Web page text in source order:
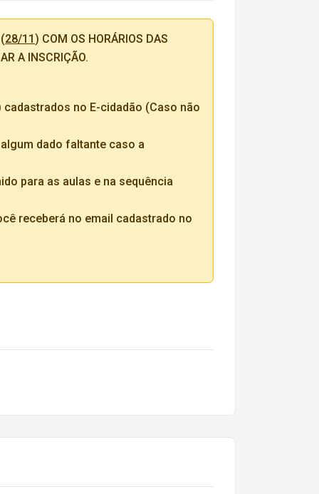
28/11 ) COM OS HORÁRIOS DAS
A INSCRIÇÃO.
cadastrados no E-cidadão (Caso não
dado faltante caso a
para as aulas e na sequência
receberá no email cadastrado no